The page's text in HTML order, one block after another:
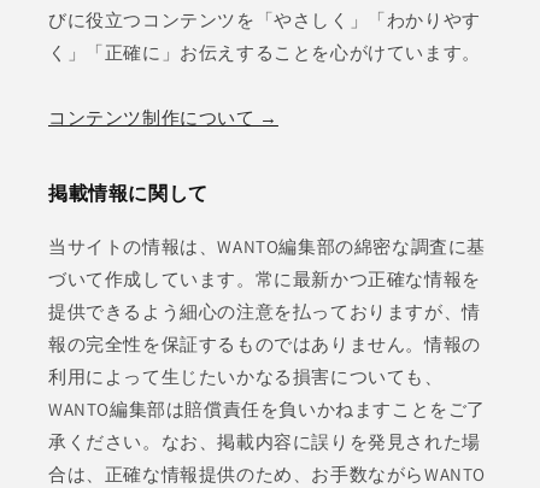
びに役立つコンテンツを「やさしく」「わかりやす
く」「正確に」お伝えすることを心がけています。
コンテンツ制作について →
掲載情報に関して
当サイトの情報は、WANTO編集部の綿密な調査に基
づいて作成しています。常に最新かつ正確な情報を
提供できるよう細心の注意を払っておりますが、情
報の完全性を保証するものではありません。情報の
利用によって生じたいかなる損害についても、
WANTO編集部は賠償責任を負いかねますことをご了
承ください。なお、掲載内容に誤りを発見された場
合は、正確な情報提供のため、お手数ながらWANTO